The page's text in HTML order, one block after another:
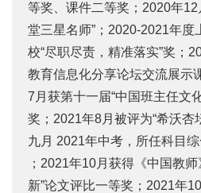
等奖、课件二等奖；2020年12
堂三星名师”；2020-2021年度
校“尽职尽责，精准落实”奖；
教育信息化分享论坛交流展示
7月获第十一届“中国班主任文
奖；2021年8月被评为“希沃杏
九月 2021年中考，所任科目
；2021年10月获得《中国教师
新”论文评比一等奖；2021年